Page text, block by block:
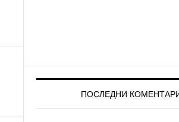
ПОСЛЕДНИ